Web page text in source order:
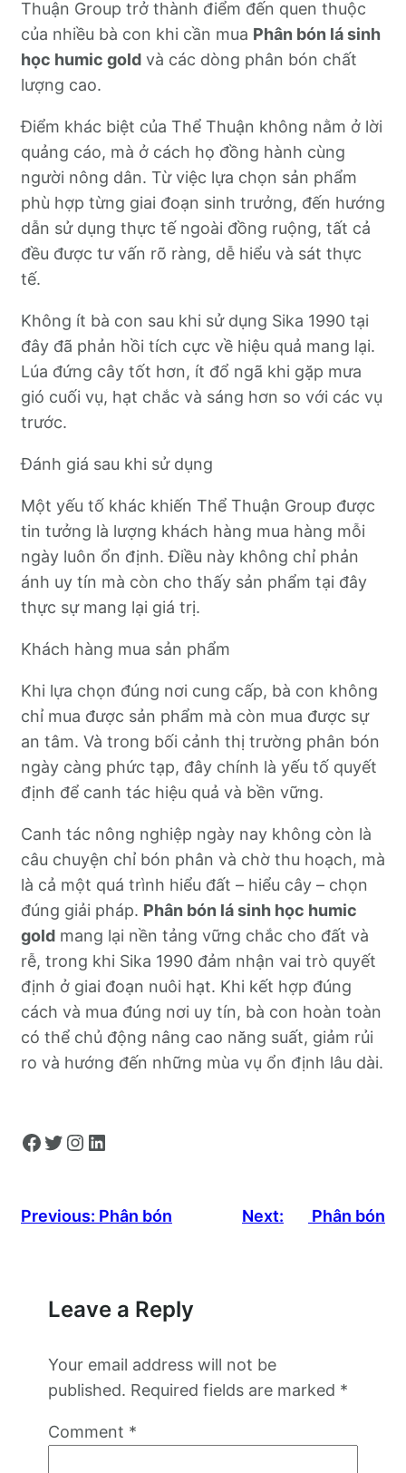
Thuận Group trở thành điểm đến quen thuộc
của nhiều bà con khi cần mua Phân bón lá sinh
học humic gold và các dòng phân bón chất
lượng cao.
Điểm khác biệt của Thể Thuận không nằm ở lời
quảng cáo, mà ở cách họ đồng hành cùng
người nông dân. Từ việc lựa chọn sản phẩm
phù hợp từng giai đoạn sinh trưởng, đến hướng
dẫn sử dụng thực tế ngoài đồng ruộng, tất cả
đều được tư vấn rõ ràng, dễ hiểu và sát thực
tế.
Không ít bà con sau khi sử dụng Sika 1990 tại
đây đã phản hồi tích cực về hiệu quả mang lại.
Lúa đứng cây tốt hơn, ít đổ ngã khi gặp mưa
gió cuối vụ, hạt chắc và sáng hơn so với các vụ
trước.
Đánh giá sau khi sử dụng
Một yếu tố khác khiến Thể Thuận Group được
tin tưởng là lượng khách hàng mua hàng mỗi
ngày luôn ổn định. Điều này không chỉ phản
ánh uy tín mà còn cho thấy sản phẩm tại đây
thực sự mang lại giá trị.
Khách hàng mua sản phẩm
Khi lựa chọn đúng nơi cung cấp, bà con không
chỉ mua được sản phẩm mà còn mua được sự
an tâm. Và trong bối cảnh thị trường phân bón
ngày càng phức tạp, đây chính là yếu tố quyết
định để canh tác hiệu quả và bền vững.
Canh tác nông nghiệp ngày nay không còn là
câu chuyện chỉ bón phân và chờ thu hoạch, mà
là cả một quá trình hiểu đất – hiểu cây – chọn
đúng giải pháp. Phân bón lá sinh học humic
gold mang lại nền tảng vững chắc cho đất và
rễ, trong khi Sika 1990 đảm nhận vai trò quyết
định ở giai đoạn nuôi hạt. Khi kết hợp đúng
cách và mua đúng nơi uy tín, bà con hoàn toàn
có thể chủ động nâng cao năng suất, giảm rủi
ro và hướng đến những mùa vụ ổn định lâu dài.
Facebook Twitter Instagram LinkedIn
Previous: Phân bón Next: Phân bón
Leave a Reply
Your email address will not be
published. Required fields are marked *
Comment *